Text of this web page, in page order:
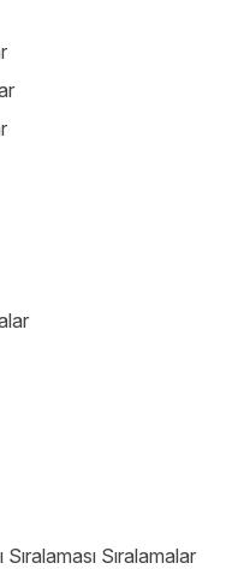
Sıralamalar